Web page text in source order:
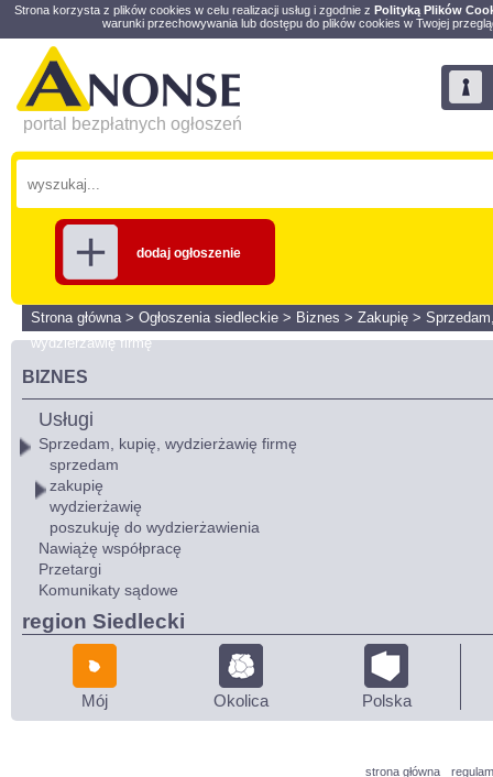
Strona korzysta z plików cookies w celu realizacji usług i zgodnie z Polityką Plików
warunki przechowywania lub dostępu do plików cookies w Twojej
portal bezpłatnych ogłoszeń
dodaj ogłoszenie
Strona główna> Ogłoszenia siedleckie > Biznes > Zakupię >
wydzierżawię firmę
BIZNES
Usługi
Sprzedam, kupię, wydzierżawię firmę
sprzedam
zakupię
wydzierżawię
poszukuję do wydzierżawienia
Nawiążę współpracę
Przetargi
Komunikaty sądowe
region Siedlecki
Mój Okolica Polska
strona główna